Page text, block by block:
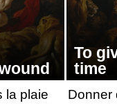
la plaie
To
time
Donner